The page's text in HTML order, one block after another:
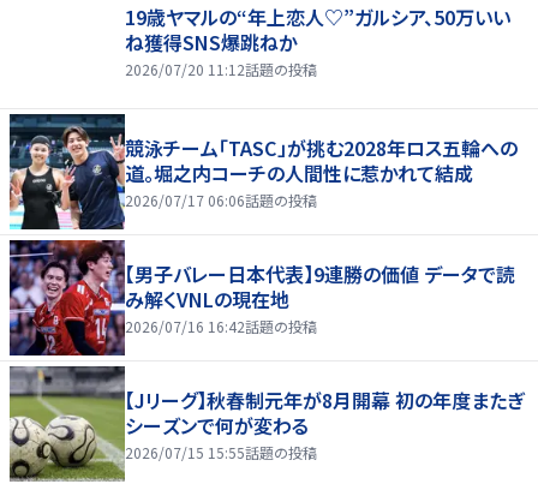
19歳ヤマルの“年上恋人♡”ガルシア、50万いい
ね獲得SNS爆跳ねか
2026/07/20 11:12話題の投稿
競泳チーム「TASC」が挑む2028年ロス五輪への
道。堀之内コーチの人間性に惹かれて結成
2026/07/17 06:06話題の投稿
【男子バレー日本代表】9連勝の価値 データで読
み解くVNLの現在地
2026/07/16 16:42話題の投稿
【Jリーグ】秋春制元年が8月開幕 初の年度またぎ
シーズンで何が変わる
2026/07/15 15:55話題の投稿